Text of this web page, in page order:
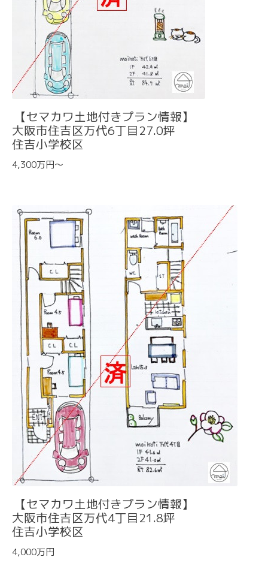
【セマカワ土地付きプラン情報】
大阪市住吉区万代6丁目27.0坪
住吉小学校区
4,300万円～
【セマカワ土地付きプラン情報】
大阪市住吉区万代4丁目21.8坪
住吉小学校区
4,000万円